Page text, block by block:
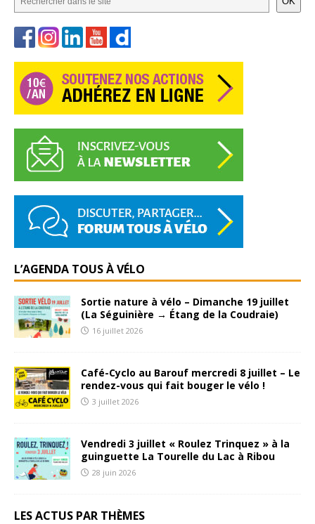
L’AGENDA TOUS À VÉLO
Sortie nature à vélo – Dimanche 19 juillet
(La Séguinière → Étang de la Coudraie)
16 juillet 2026
Café-Cyclo au Barouf mercredi 8 juillet – Le
rendez-vous qui fait bouger le vélo !
3 juillet 2026
Vendredi 3 juillet « Roulez Trinquez » à la
guinguette La Tourelle du Lac à Ribou
28 juin 2026
LES ACTUS PAR THÈMES